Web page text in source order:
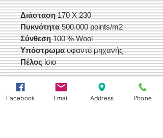
Διάσταση170 Χ 230
Πυκνότητα500.000 points/m2
Σύνθεση100 % Wool
Υπόστρωμαυφαντό μηχανής
Πέλοςίσιο
Τιμή Έκπτωσης 210,00 €
Facebook Email Address Phone